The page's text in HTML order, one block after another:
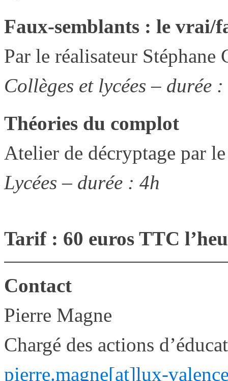
Faux-semblants : le vrai/
Par le réalisateur Stéphane
Collèges et lycées – durée
Théories du complot
Atelier de décryptage par
Lycées – durée : 4h
Tarif : 60 euros TTC
Contact
Pierre Magne
Chargé des actions
pierre.magne[at]lux-